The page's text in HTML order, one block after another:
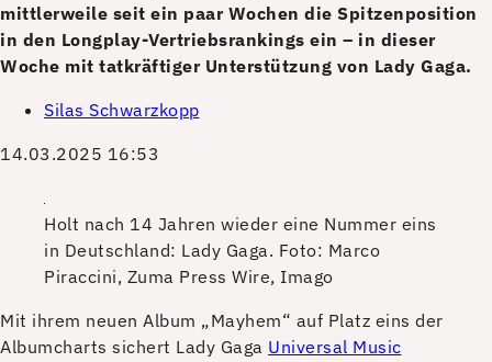
mittlerweile seit ein paar Wochen die Spitzenposition
in den Longplay-Vertriebsrankings ein – in dieser
Woche mit tatkräftiger Unterstützung von Lady Gaga.
Silas Schwarzkopp
14.03.2025 16:53
Holt nach 14 Jahren wieder eine Nummer eins
in Deutschland: Lady Gaga. Foto: Marco
Piraccini, Zuma Press Wire, Imago
Mit ihrem neuen Album „Mayhem“ auf Platz eins der
Albumcharts sichert Lady Gaga Universal Music